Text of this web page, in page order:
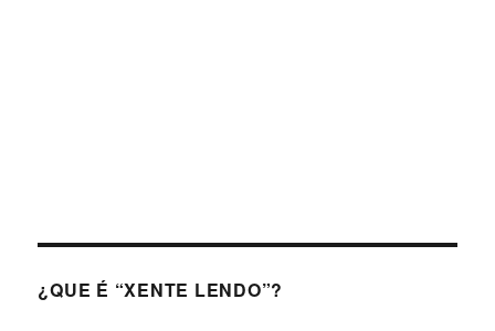
¿QUE É “XENTE LENDO”?